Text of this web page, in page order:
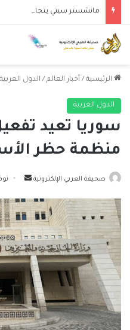
الرئيسية / أخبار العالم / الدول العربية
الدول العربية
سوريا تعيد
منظمة حظر
صحيفة العربي الإلكترونية
أرسل
إلكترونيا